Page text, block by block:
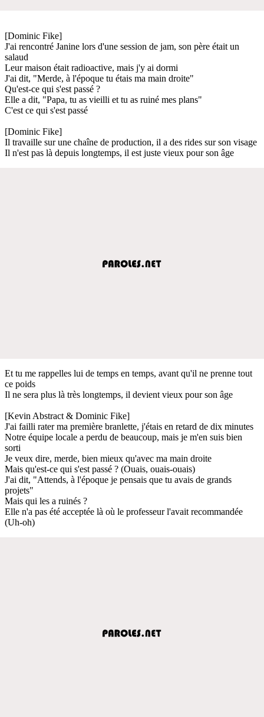
[Dominic Fike]
J'ai rencontré Janine lors d'une session de jam, son père était un
salaud
Leur maison était radioactive, mais j'y ai dormi
J'ai dit, "Merde, à l'époque tu étais ma main droite"
Qu'est-ce qui s'est passé ?
Elle a dit, "Papa, tu as vieilli et tu as ruiné mes plans"
C'est ce qui s'est passé
[Dominic Fike]
Il travaille sur une chaîne de production, il a des rides sur son visage
Il n'est pas là depuis longtemps, il est juste vieux pour son âge
Et tu me rappelles lui de temps en temps, avant qu'il ne prenne tout
ce poids
Il ne sera plus là très longtemps, il devient vieux pour son âge
[Kevin Abstract & Dominic Fike]
J'ai failli rater ma première branlette, j'étais en retard de dix minutes
Notre équipe locale a perdu de beaucoup, mais je m'en suis bien
sorti
Je veux dire, merde, bien mieux qu'avec ma main droite
Mais qu'est-ce qui s'est passé ? (Ouais, ouais-ouais)
J'ai dit, "Attends, à l'époque je pensais que tu avais de grands
projets"
Mais qui les a ruinés ?
Elle n'a pas été acceptée là où le professeur l'avait recommandée
(Uh-oh)